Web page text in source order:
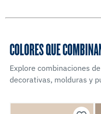
COLORES QUE
Explore combinaciones
decorativas, molduras y